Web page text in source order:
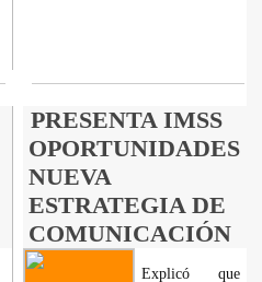
PRESENTA IMSS
OPORTUNIDADES
NUEVA
ESTRATEGIA DE
COMUNICACIÓN
Explicó que